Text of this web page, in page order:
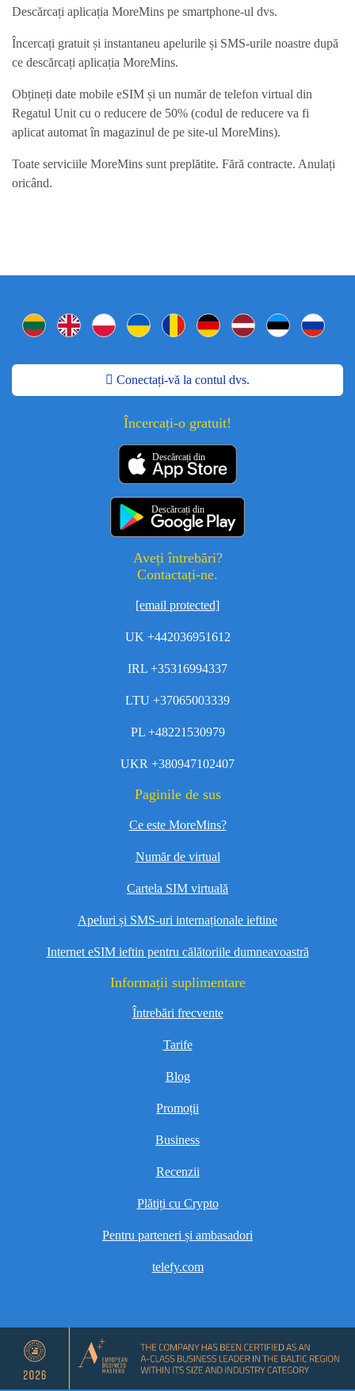
Descărcați aplicația MoreMins pe smartphone-ul dvs.
Încercați gratuit și instantaneu apelurile și SMS-urile noastre după
ce descărcați aplicația MoreMins.
Obțineți date mobile eSIM și un număr de telefon virtual din
Regatul Unit cu o reducere de 50% (codul de reducere va fi
aplicat automat în magazinul de pe site-ul MoreMins).
Toate serviciile MoreMins sunt preplătite. Fără contracte. Anulați
oricând.
Conectați-vă la contul dvs.
Încercați-o gratuit!
Descărcați din
Descărcați din
Aveți întrebări?
Contactați-ne.
[email protected]
UK +442036951612
IRL +35316994337
LTU +37065003339
PL +48221530979
UKR +380947102407
Paginile de sus
Ce este MoreMins?
Număr de virtual
Cartela SIM virtuală
Apeluri și SMS-uri internaționale ieftine
Internet eSIM ieftin pentru călătoriile dumneavoastră
Informații suplimentare
Întrebări frecvente
Tarife
Blog
Promoții
Business
Recenzii
Plătiți cu Crypto
Pentru parteneri și ambasadori
telefy.com